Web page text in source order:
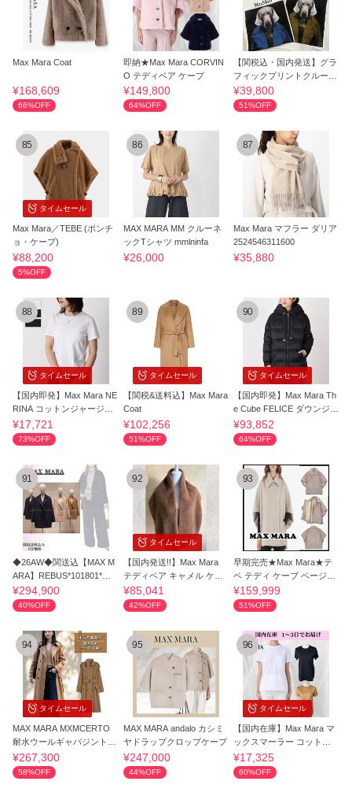
Max Mara Coat
¥168,609
66%OFF
即納★Max Mara CORVIN
O テディベア ケープ
¥149,800
64%OFF
【関税込・国内発送】グラ
フィックプリントクルーネ
ックTシャツ
¥39,800
51%OFF
タイムセール
85
Max Mara／TEBE (ポンチ
ョ・ケープ)
¥88,200
5%OFF
86
MAX MARA MM クルーネ
ックTシャツ mmlninfa
¥26,000
87
Max Mara マフラー ダリア
2524546311600
¥35,880
タイムセール
88
【国内即発】Max Mara NE
RINA コットンジャージー
Tシャツ
¥17,721
73%OFF
タイムセール
89
【関税&送料込】Max Mara
Coat
¥102,256
51%OFF
タイムセール
90
【国内即発】Max Mara Th
e Cube FELICE ダウンジャ
ケット
¥93,852
64%OFF
91
◆26AW◆関送込【MAX M
ARA】REBUS*101801*シ
ョート*コート
¥294,900
40%OFF
タイムセール
92
【国内発送!!】Max Mara
テディベア キャメル ケー
プ ストール
¥85,041
42%OFF
93
早期完売★Max Mara★テ
ベ テディ ケープ ベージュ
送料・関税込
¥159,999
51%OFF
タイムセール
94
MAX MARA MXMCERTO
耐水ウールギャバジントレ
ンチコート
¥267,300
58%OFF
95
MAX MARA andalo カシミ
ヤドラップクロップケープ
¥247,000
44%OFF
タイムセール
96
【国内在庫】Max Mara マ
ックスマーラー コットンT
シャツ
¥17,325
60%OFF